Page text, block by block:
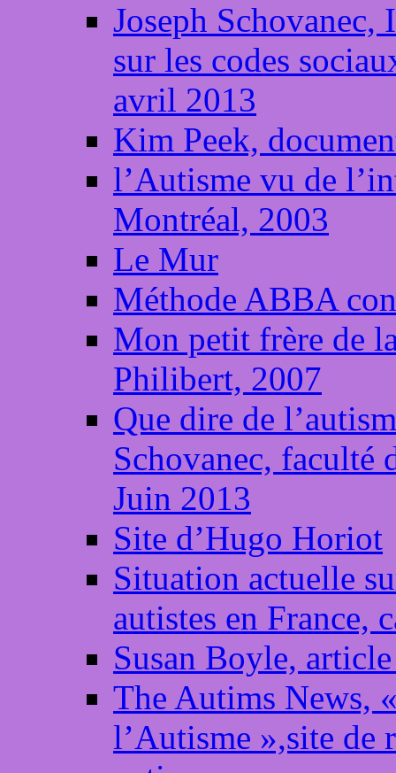
Joseph Schovanec,
sur les codes
avril 2013
Kim Peek,
l’Autisme vu de
Montréal, 2003
Le Mur
Méthode ABBA
Mon petit frère de
Philibert, 2007
Que dire de
Schovanec, faculté
Juin 2013
Site d’Hugo Horiot
Situation actuelle
autistes en France,
Susan Boyle,
The Autims News,
l’Autisme »,site de